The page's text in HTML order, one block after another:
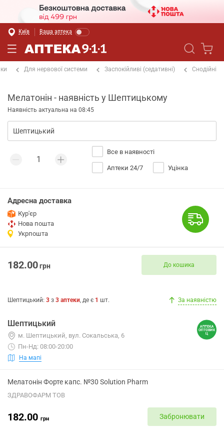
Київ Ваша аптека
Для нервової системи Заспокійливі (седативні) Снодійні
Мелатонін - наявність у Шептицькому
Наявність актуальна на 08:45
Все в наявності
Аптеки 24/7 Уцінка
Адресна доставка
Кур'єр
Нова пошта
Укрпошта
182.00грн До кошика
Шептицький: 3 з 3 аптеки, де є 1 шт. За наявністю
Шептицький
м. Шептицький, вул. Сокальська, 6
Пн-Нд: 08:00-20:00
На мапі
Мелатонін Форте капс. №30 Solution Pharm
ЗДРАВОФАРМ ТОВ
182.00 грн Забронювати